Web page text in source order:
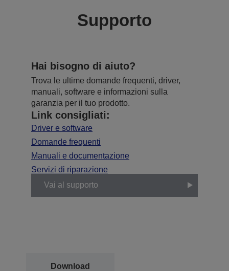
Supporto
Hai bisogno di aiuto?
Trova le ultime domande frequenti, driver,
manuali, software e informazioni sulla
garanzia per il tuo prodotto.
Link consigliati:
Driver e software
Domande frequenti
Manuali e documentazione
Servizi di riparazione
Vai al supporto
Download